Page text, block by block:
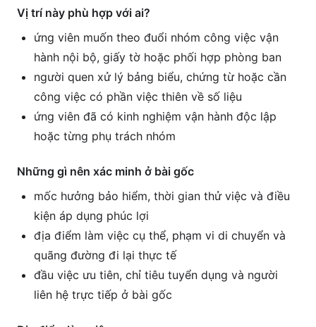
Vị trí này phù hợp với ai?
ứng viên muốn theo đuổi nhóm công việc vận
hành nội bộ, giấy tờ hoặc phối hợp phòng ban
người quen xử lý bảng biểu, chứng từ hoặc cần
công việc có phần việc thiên về số liệu
ứng viên đã có kinh nghiệm vận hành độc lập
hoặc từng phụ trách nhóm
Những gì nên xác minh ở bài gốc
mốc hưởng bảo hiểm, thời gian thử việc và điều
kiện áp dụng phúc lợi
địa điểm làm việc cụ thể, phạm vi di chuyển và
quãng đường đi lại thực tế
đầu việc ưu tiên, chỉ tiêu tuyển dụng và người
liên hệ trực tiếp ở bài gốc